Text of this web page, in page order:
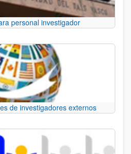
personal investigador
de investigadores externos